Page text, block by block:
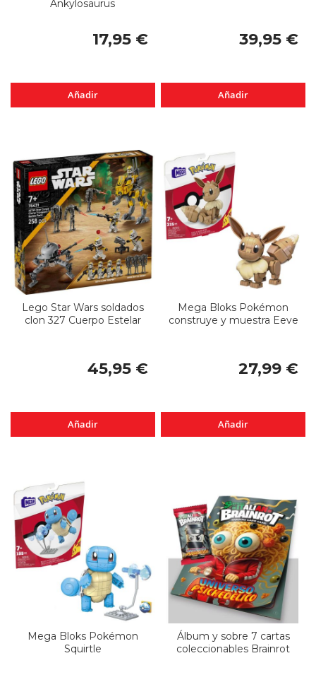
Ankylosaurus
17,95 €
Añadir
39,95 €
Añadir
Lego Star Wars soldados
clon 327 Cuerpo Estelar
45,95 €
Añadir
Mega Bloks Pokémon
construye y muestra Eeve
27,99 €
Añadir
Mega Bloks Pokémon
Squirtle
Álbum y sobre 7 cartas
coleccionables Brainrot